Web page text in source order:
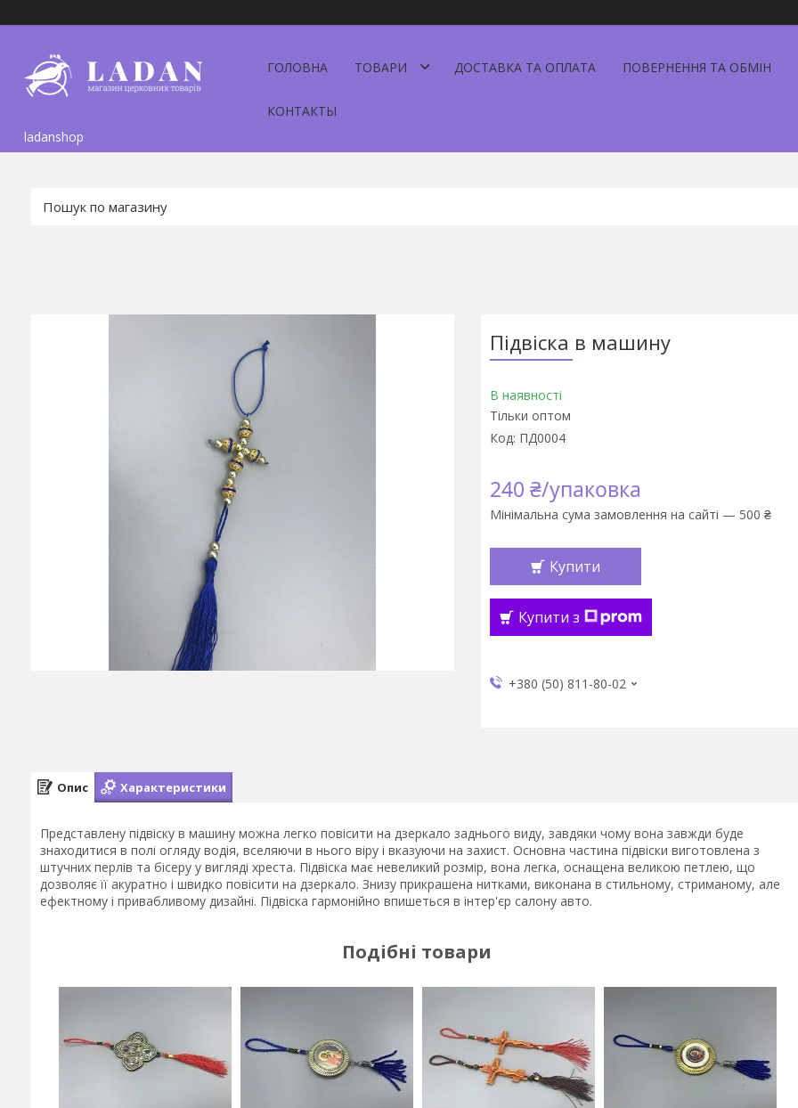
ladanshop
ГОЛОВНА ТОВАРИ ДОСТАВКА ТА ОПЛАТА ПОВЕРНЕННЯ ТА ОБМІН
КОНТАКТЫ
Підвіска в машину
В наявності
Тільки оптом
Код: ПД0004
240 ₴/упаковка
Мінімальна сума замовлення на сайті — 500 ₴
Купити
Купити з
+380 (50) 811-80-02
Опис Характеристики
Представлену підвіску в машину можна легко повісити на дзеркало заднього виду, завдяки чому вона завжди буде
знаходитися в полі огляду водія, вселяючи в нього віру і вказуючи на захист. Основна частина підвіски виготовлена з
штучних перлів та бісеру у вигляді хреста. Підвіска має невеликий розмір, вона легка, оснащена великою петлею, що
дозволяє її акуратно і швидко повісити на дзеркало. Знизу прикрашена нитками, виконана в стильному, стриманому, але
ефектному і привабливому дизайні. Підвіска гармонійно впишеться в інтер'єр салону авто.
Подібні товари